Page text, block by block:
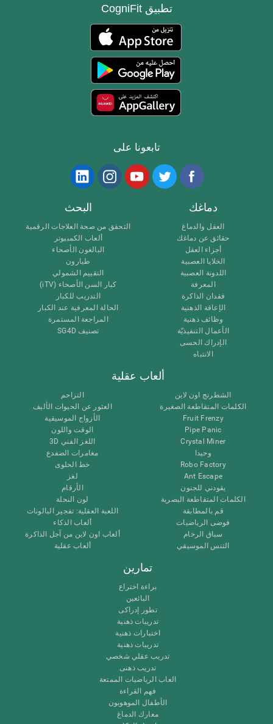
تطبيق CogniFit
تابعونا على
دماغك
العقل والدماغ
حقائق عن دماغك
أجزاء العقل
الخلايا العصبية
اللدونة العصبية
المعرفة
فقدان الذاكرة
الإعاقة الذهنية
وظائف ذهنية
الأعمال التنفيذيّة
الإدراك الحسى
الانتباه
البحث
التحقق من صحة العلاجات الرقمية
ألعاب الكمبيوتر
البالغون الأصحاء
طيارون
التقييم الشمولي
كبار السن الأصحاء (iTV)
التدريب للكبار
الحالة المعرفية عند الكبار
المراجعة المستمرة
تصنيف SG4D
ألعاب عقلية
الشطرنج اون لاين
الكلمات المتقاطعة الصغيرة
Fruit Frenzy
Pipe Panic
Crystal Miner
وحيدا
Robo Factory
Ant Escape
يقودني للجنون
الكلمات المتقاطعة البصرية
قم بالمطابقة
فوضى الرياضيات
سباق الرخام
التنس الموسيقي
التزاحم
العثور عن الحيوات الأليف
الأزواج الموسيقية
الوقت واللون
اللغز الفني 3D
مغامرات الضفدع
خط الحلوى
لغز
الأرقام
لون النحلة
اللعبة العقلية: تفجير البالونات
ألعاب الذكاء
ألعاب اون لاين من آجل الذاكرة
ألعاب عقلية
تمارين
براءة اختراع
البائعين
تطور إدراكى
تدريبات ذهنية
اختبارات ذهنية
تدريبات ذهنية
تدريب عقلي شخصي
تدريب ذهنى
العاب الرياضيات الممتعة
فهم القراءة
الأطفال الموهوبون
معارك الدماغ